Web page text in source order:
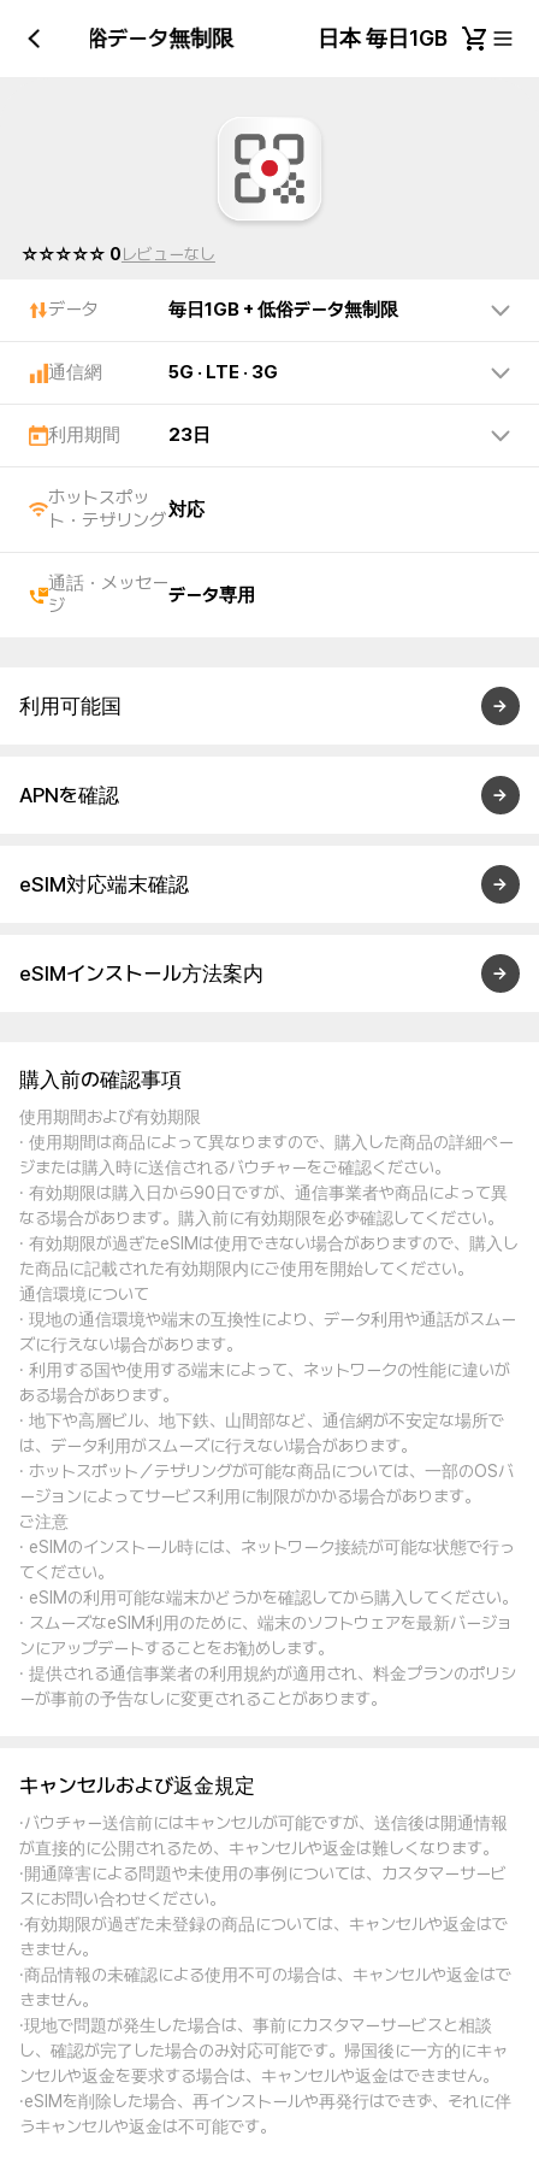
+ 低俗データ無制限 日本 毎日1GB + 低俗
☆☆☆☆☆ 0レビューなし
データ 毎日1GB + 低俗データ無制限
通信網 5G · LTE · 3G
利用期間 23日
ホットスポッ
ト・テザリング
対応
通話・メッセー
ジ
データ専用
利用可能国
APNを確認
eSIM対応端末確認
eSIMインストール方法案内
購入前の確認事項
使用期間および有効期限
· 使用期間は商品によって異なりますので、購入した商品の詳細ペー
ジまたは購入時に送信されるバウチャーをご確認ください。
· 有効期限は購入日から90日ですが、通信事業者や商品によって異
なる場合があります。購入前に有効期限を必ず確認してください。
· 有効期限が過ぎたeSIMは使用できない場合がありますので、購入し
た商品に記載された有効期限内にご使用を開始してください。
通信環境について
· 現地の通信環境や端末の互換性により、データ利用や通話がスムー
ズに行えない場合があります。
· 利用する国や使用する端末によって、ネットワークの性能に違いが
ある場合があります。
· 地下や高層ビル、地下鉄、山間部など、通信網が不安定な場所で
は、データ利用がスムーズに行えない場合があります。
· ホットスポット／テザリングが可能な商品については、一部のOSバ
ージョンによってサービス利用に制限がかかる場合があります。
ご注意
· eSIMのインストール時には、ネットワーク接続が可能な状態で行っ
てください。
· eSIMの利用可能な端末かどうかを確認してから購入してください。
· スムーズなeSIM利用のために、端末のソフトウェアを最新バージョ
ンにアップデートすることをお勧めします。
· 提供される通信事業者の利用規約が適用され、料金プランのポリシ
ーが事前の予告なしに変更されることがあります。
キャンセルおよび返金規定
·バウチャー送信前にはキャンセルが可能ですが、送信後は開通情報
が直接的に公開されるため、キャンセルや返金は難しくなります。
·開通障害による問題や未使用の事例については、カスタマーサービ
スにお問い合わせください。
·有効期限が過ぎた未登録の商品については、キャンセルや返金はで
きません。
·商品情報の未確認による使用不可の場合は、キャンセルや返金はで
きません。
·現地で問題が発生した場合は、事前にカスタマーサービスと相談
し、確認が完了した場合のみ対応可能です。帰国後に一方的にキャ
ンセルや返金を要求する場合は、キャンセルや返金はできません。
·eSIMを削除した場合、再インストールや再発行はできず、それに伴
うキャンセルや返金は不可能です。